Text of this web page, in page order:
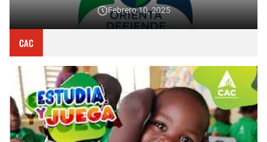
Febrero 10, 2025
CAC